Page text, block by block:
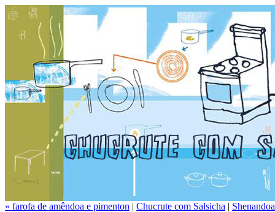
« farofa de amêndoa e pimenton | Chucrute com Salsicha |